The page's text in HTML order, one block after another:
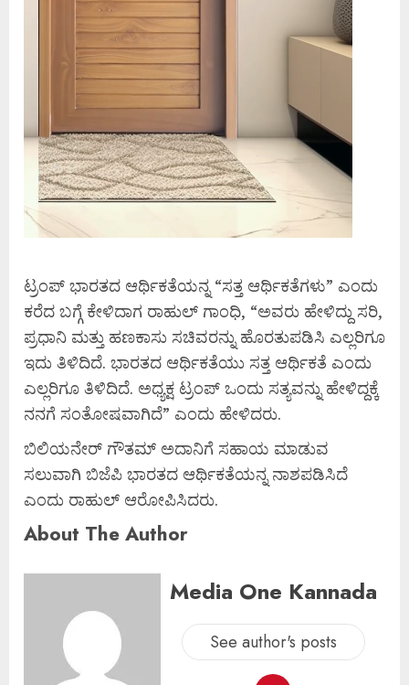
ಟ್ರಂಪ್ ಭಾರತದ ಆರ್ಥಿಕತೆಯನ್ನ “ಸತ್ತ ಆರ್ಥಿಕತೆಗಳು” ಎಂದು
ಕರೆದ ಬಗ್ಗೆ ಕೇಳಿದಾಗ ರಾಹುಲ್ ಗಾಂ‍ಧಿ, “ಅವರು ಹೇಳಿದ್ದು ಸರಿ,
ಪ್ರಧಾನಿ ಮತ್ತು ಹಣಕಾಸು ಸಚಿವರನ್ನು ಹೊರತುಪಡಿಸಿ ಎಲ್ಲರಿಗೂ
ಇದು ತಿಳಿದಿದೆ. ಭಾರತದ ಆರ್ಥಿಕತೆಯು ಸತ್ತ ಆರ್ಥಿಕತೆ ಎಂದು
ಎಲ್ಲರಿಗೂ ತಿಳಿದಿದೆ. ಅಧ್ಯಕ್ಷ ಟ್ರಂಪ್ ಒಂದು ಸತ್ಯವನ್ನು ಹೇಳಿದ್ದಕ್ಕೆ
ನನಗೆ ಸಂತೋಷವಾಗಿದೆ” ಎಂದು ಹೇಳಿದರು.
ಬಿಲಿಯನೇರ್ ಗೌತಮ್ ಅದಾನಿಗೆ ಸಹಾಯ ಮಾಡುವ
ಸಲುವಾಗಿ ಬಿಜೆಪಿ ಭಾರತದ ಆರ್ಥಿಕತೆಯನ್ನ ನಾಶಪಡಿಸಿದೆ
ಎಂದು ರಾಹುಲ್‍ ಆರೋಪಿಸಿದರು.
About The Author
Media One Kannada
See author's posts